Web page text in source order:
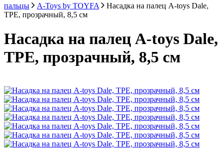
пальцы
A-Toys by TOYFA
Насадка на палец A-toys Dale,
ТРЕ, прозрачный, 8,5 см
Насадка на палец A-toys Dale,
ТРЕ, прозрачный, 8,5 см